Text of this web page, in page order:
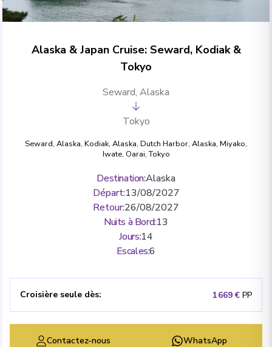
Alaska & Japan Cruise: Seward, Kodiak &
Tokyo
Seward, Alaska
Tokyo
Seward, Alaska, Kodiak, Alaska, Dutch Harbor, Alaska, Miyako,
Iwate, Oarai,Tokyo
Destination:Alaska
Départ:13/08/2027
Retour:26/08/2027
Nuits à Bord:13
Jours:14
Escales:6
Croisière seule dès: 1 669 € PP
Contactez-nous WhatsApp